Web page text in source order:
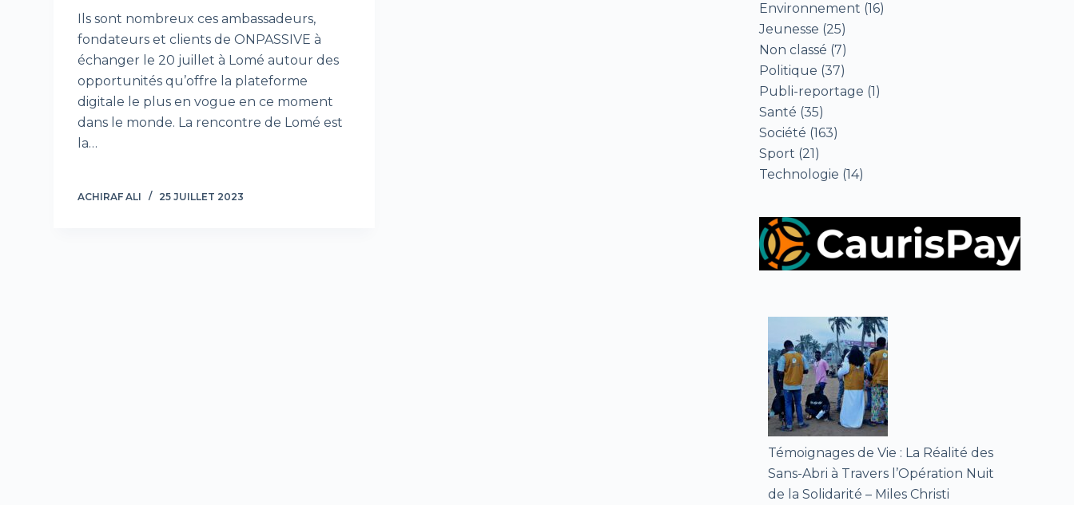
Ils sont nombreux ces ambassadeurs,
fondateurs et clients de ONPASSIVE à
échanger le 20 juillet à Lomé autour des
opportunités qu’offre la plateforme
digitale le plus en vogue en ce moment
dans le monde. La rencontre de Lomé est
la…
ACHIRAF ALI 25 JUILLET 2023
Environnement (16)
Jeunesse (25)
Non classé (7)
Politique (37)
Publi-reportage (1)
Santé (35)
Société (163)
Sport (21)
Technologie (14)
Témoignages de Vie : La Réalité des
Sans-Abri à Travers l’Opération Nuit
de la Solidarité – Miles Christi